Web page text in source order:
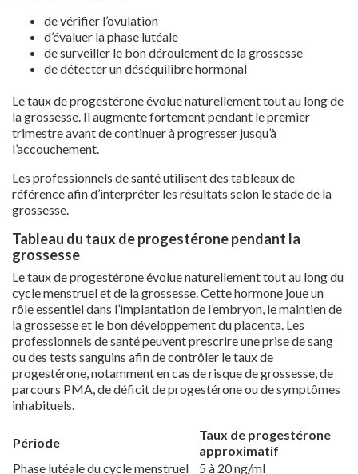
de vérifier l’ovulation
d’évaluer la phase lutéale
de surveiller le bon déroulement de la grossesse
de détecter un déséquilibre hormonal
Le taux de progestérone évolue naturellement tout au long de
la grossesse. Il augmente fortement pendant le premier
trimestre avant de continuer à progresser jusqu’à
l’accouchement.
Les professionnels de santé utilisent des tableaux de
référence afin d’interpréter les résultats selon le stade de la
grossesse.
Tableau du taux de progestérone pendant la
grossesse
Le taux de progestérone évolue naturellement tout au long du
cycle menstruel et de la grossesse. Cette hormone joue un
rôle essentiel dans l’implantation de l’embryon, le maintien de
la grossesse et le bon développement du placenta. Les
professionnels de santé peuvent prescrire une prise de sang
ou des tests sanguins afin de contrôler le taux de
progestérone, notamment en cas de risque de grossesse, de
parcours PMA, de déficit de progestérone ou de symptômes
inhabituels.
Période
Taux de progestérone
approximatif
Phase lutéale du cycle menstruel
5 à 20 ng/ml